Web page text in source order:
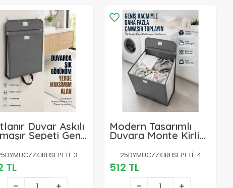
Duvar Askılı
Sepeti Geniş
Banyo
3
TL
Modern Tasarımlı
Duvara Monte Kirli
Pratik Saklama
Çözümü
25DYMUCZZKİRLİSEPETİ-4
512 TL